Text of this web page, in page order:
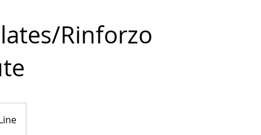
Rinforzo